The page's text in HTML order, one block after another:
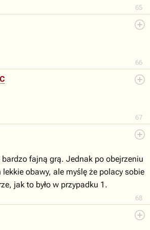
65
66
67
68
bardzo fajną grą. Jednak po obejrzeniu
obawy, ale myślę że polacy sobie
jak to było w przypadku 1.